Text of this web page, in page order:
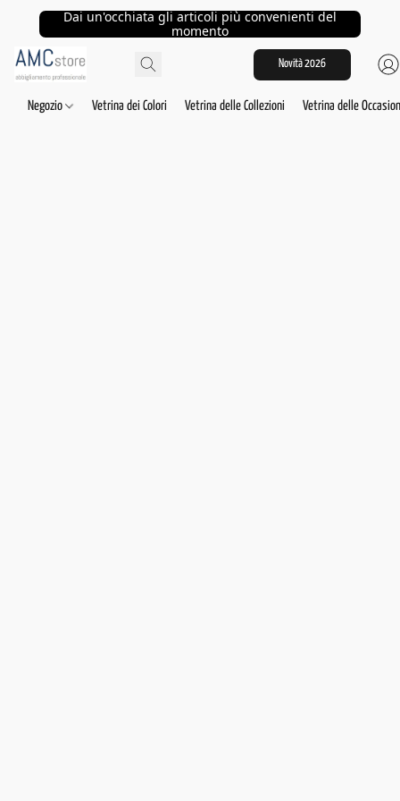
Dai un'occhiata gli articoli più convenienti del
momento
Novità 2026
Negozio Vetrina dei Colori Vetrina delle Collezioni Vetrina delle